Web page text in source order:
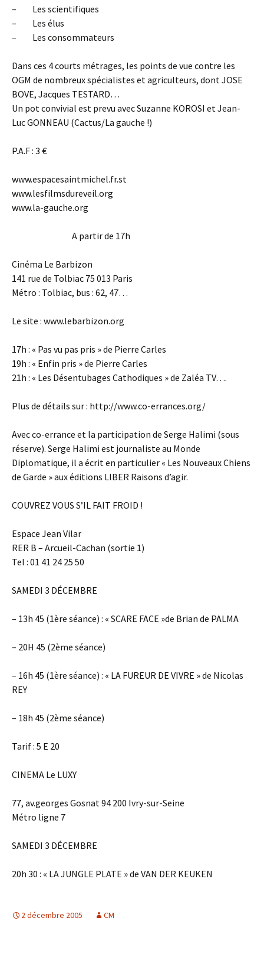
– Les scientifiques
– Les élus
– Les consommateurs
Dans ces 4 courts métrages, les points de vue contre les
OGM de nombreux spécialistes et agriculteurs, dont JOSE
BOVE, Jacques TESTARD…
Un pot convivial est prevu avec Suzanne KOROSI et Jean-
Luc GONNEAU (Cactus/La gauche !)
P.A.F : 3 €
www.espacesaintmichel.fr.st
www.lesfilmsdureveil.org
www.la-gauche.org
A partir de 17h
Cinéma Le Barbizon
141 rue de Tolbiac 75 013 Paris
Métro : Tolbiac, bus : 62, 47…
Le site : www.lebarbizon.org
17h : « Pas vu pas pris » de Pierre Carles
19h : « Enfin pris » de Pierre Carles
21h : « Les Désentubages Cathodiques » de Zaléa TV….
Plus de détails sur : http://www.co-errances.org/
Avec co-errance et la participation de Serge Halimi (sous
réserve). Serge Halimi est journaliste au Monde
Diplomatique, il a écrit en particulier « Les Nouveaux Chiens
de Garde » aux éditions LIBER Raisons d’agir.
COUVREZ VOUS S’IL FAIT FROID !
Espace Jean Vilar
RER B – Arcueil-Cachan (sortie 1)
Tel : 01 41 24 25 50
SAMEDI 3 DÉCEMBRE
– 13h 45 (1ère séance) : « SCARE FACE »de Brian de PALMA
– 20H 45 (2ème séance)
– 16h 45 (1ère séance) : « LA FUREUR DE VIVRE » de Nicolas
REY
– 18h 45 (2ème séance)
Tarif : 5 E 20
CINEMA Le LUXY
77, av.georges Gosnat 94 200 Ivry-sur-Seine
Métro ligne 7
SAMEDI 3 DÉCEMBRE
20h 30 : « LA JUNGLE PLATE » de VAN DER KEUKEN
2 décembre 2005 CM